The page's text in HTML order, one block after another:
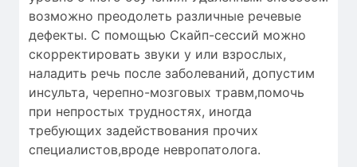
возможно преодолеть различные речевые
дефекты. С помощью Скайп-сессий можно
скорректировать звуки у или взрослых,
наладить речь после заболеваний, допустим
инсульта, черепно-мозговых травм,помочь
при непростых трудностях, иногда
требующих задействования прочих
специалистов,вроде невропатолога.